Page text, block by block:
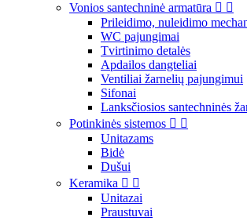
Vonios santechninė armatūra  
Prileidimo, nuleidimo
WC pajungimai
Tvirtinimo detalės
Apdailos dangteliai
Ventiliai žarnelių pajungimui
Sifonai
Lanksčiosios santechninės
Potinkinės sistemos  
Unitazams
Bidė
Dušui
Keramika  
Unitazai
Praustuvai